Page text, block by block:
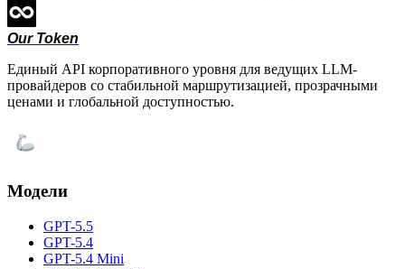
Our Token
Единый API корпоративного уровня для ведущих LLM-
провайдеров со стабильной маршрутизацией, прозрачными
ценами и глобальной доступностью.
Модели
GPT-5.5
GPT-5.4
GPT-5.4 Mini